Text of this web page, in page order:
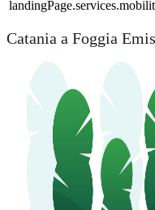
Catania a Foggia